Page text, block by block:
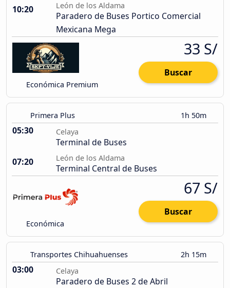
10:20
León de los Aldama
Paradero de Buses Portico Comercial
Mexicana Mega
Económica Premium
33 S/
Buscar
Primera Plus 1h 50m
05:30 Celaya
Terminal de Buses
07:20
León de los Aldama
Terminal Central de Buses
Económica
67 S/
Buscar
Transportes Chihuahuenses 2h 15m
03:00 Celaya
Paradero de Buses 2 de Abril